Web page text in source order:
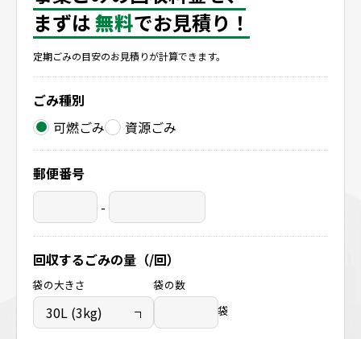
まずは無料でお見積り！
定期ごみの目安のお見積りが計算できます。
ごみ種別
可燃ごみ
資源ごみ
郵便番号
-
回収するごみの量（/回）
袋の大きさ
袋の数
袋